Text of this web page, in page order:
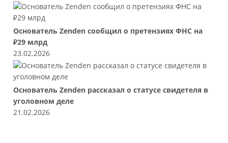
Основатель Zenden сообщил о претензиях ФНС на
₽29 млрд
23.02.2026
Основатель Zenden рассказал о статусе свидетеля в
уголовном деле
21.02.2026